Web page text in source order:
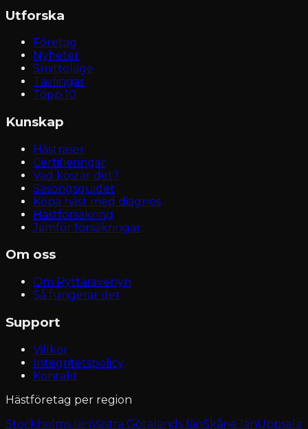
Utforska
Företag
Nyheter
Smittoläge
Tävlingar
Topp 10
Kunskap
Hästraser
Certifieringar
Vad kostar det?
Säsongsguider
Köpa häst med diagnos
Hästförsäkring
Jämför försäkringar
Om oss
Om Ryttaravenyn
Så fungerar det
Support
Villkor
Integritetspolicy
Kontakt
Hästföretag per region
Stockholms länVästra Götalands länSkåne länUppsala